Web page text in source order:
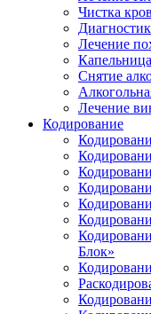
Чистка
Лечение
Снятие
Лечение
Кодирование
Блок»